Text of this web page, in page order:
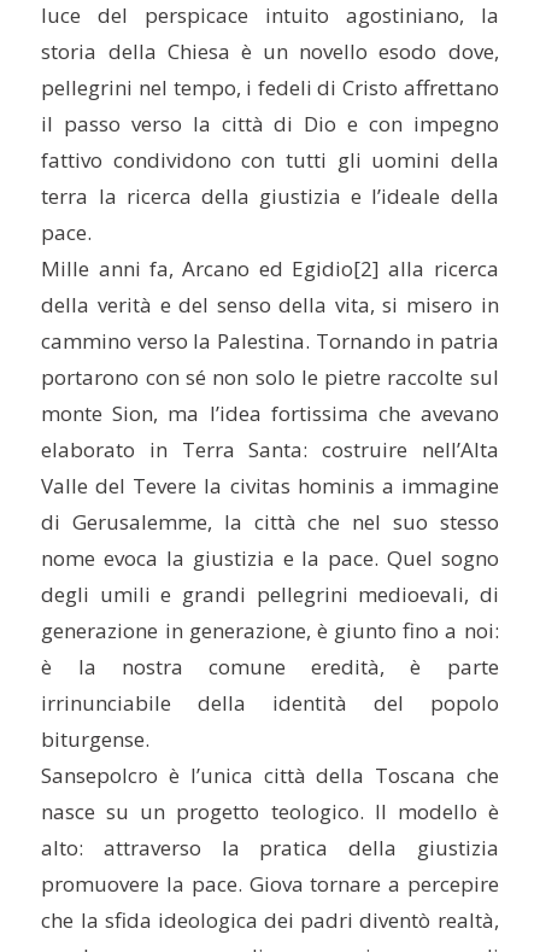
luce del perspicace intuito agostiniano, la
storia della Chiesa è un novello esodo dove,
pellegrini nel tempo, i fedeli di Cristo affrettano
il passo verso la città di Dio e con impegno
fattivo condividono con tutti gli uomini della
terra la ricerca della giustizia e l’ideale della
pace.
Mille anni fa, Arcano ed Egidio[2] alla ricerca
della verità e del senso della vita, si misero in
cammino verso la Palestina. Tornando in patria
portarono con sé non solo le pietre raccolte sul
monte Sion, ma l’idea fortissima che avevano
elaborato in Terra Santa: costruire nell’Alta
Valle del Tevere la civitas hominis a immagine
di Gerusalemme, la città che nel suo stesso
nome evoca la giustizia e la pace. Quel sogno
degli umili e grandi pellegrini medioevali, di
generazione in generazione, è giunto fino a noi:
è la nostra comune eredità, è parte
irrinunciabile della identità del popolo
biturgense.
Sansepolcro è l’unica città della Toscana che
nasce su un progetto teologico. Il modello è
alto: attraverso la pratica della giustizia
promuovere la pace. Giova tornare a percepire
che la sfida ideologica dei padri diventò realtà,